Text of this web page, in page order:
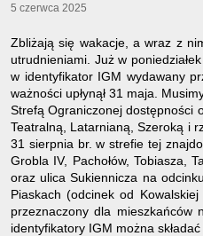
5 czerwca 2025
Zbliżają się wakacje, a wraz z
utrudnieniami. Już w
w identyfikator IGM wydawany
ważności upłynął 31 maja.
Strefą Ograniczonej dostępności
Teatralną, Latarnianą, Szeroką i
31 sierpnia br. w strefie tej
Grobla IV, Pachołów, Tobiasza,
oraz ulica Sukiennicza na
Piaskach (odcinek od
przeznaczony dla mieszkańców
identyfikatory IGM można